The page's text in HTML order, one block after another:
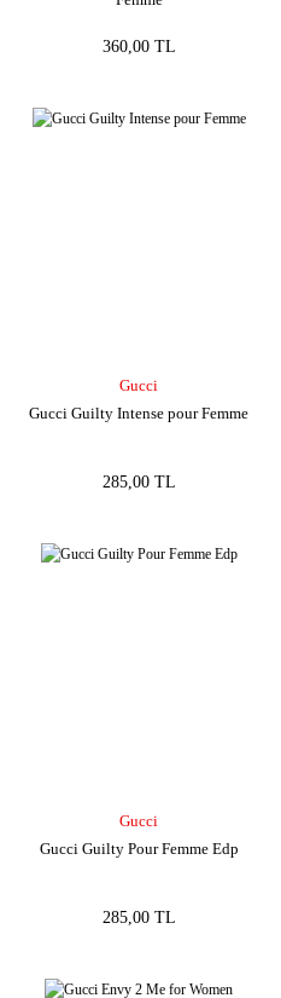
360,00 TL
Gucci
Gucci Guilty Intense pour Femme
285,00 TL
Gucci
Gucci Guilty Pour Femme Edp
285,00 TL